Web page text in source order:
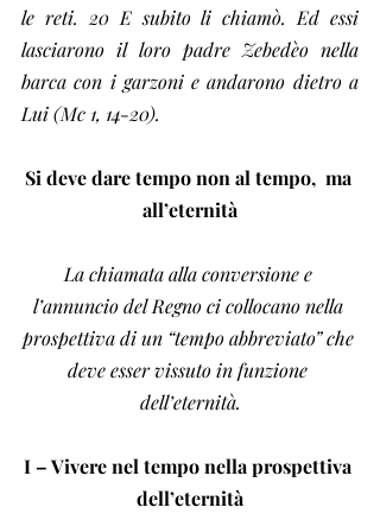
le reti. 20 E subito li chiamò. Ed essi
lasciarono il loro padre Zebedèo nella
barca con i garzoni e andarono dietro a
Lui (Mc 1, 14-20).
Si deve dare tempo non al tempo,  ma
all’eternità
La chiamata alla conversione e
l’annuncio del Regno ci collocano nella
prospettiva di un “tempo abbreviato” che
deve esser vissuto in funzione
dell’eternità.
I – Vivere nel tempo nella prospettiva
dell’eternità